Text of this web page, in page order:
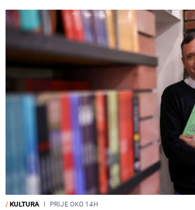
/KULTURA I PRIJE OKO 14H